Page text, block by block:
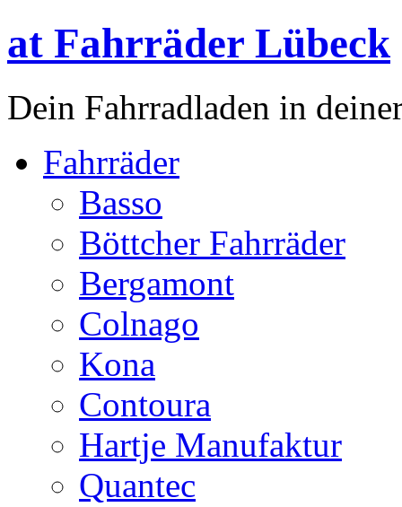
at Fahrräder Lübeck
Dein Fahrradladen in
Fahrräder
Basso
Böttcher Fahrräder
Bergamont
Colnago
Kona
Contoura
Hartje Manufaktur
Quantec